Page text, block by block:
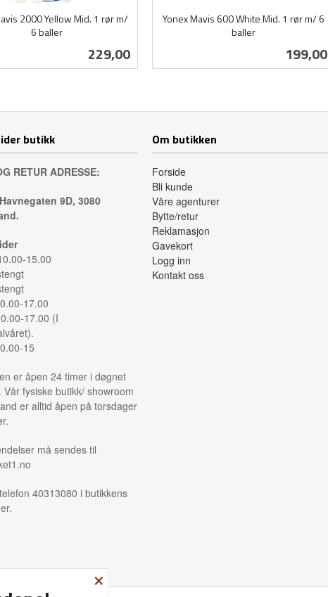
2000 Yellow Mid. 1 rør m/
6 baller
Pris
229,00
Yonex Mavis 600 White Mid. 1 rør m/ 6
baller
Pris
199,00
butikk
RETUR ADRESSE:
9D, 3080
15.00
17.00
17.00 (I
15
er åpen 24 timer i døgnet
Vår fysiske butikk/ showroom
er alltid åpen på torsdager
må sendes til
40313080 i butikkens
Om butikken
Forside
Bli kunde
Våre agenturer
Bytte/retur
Reklamasjon
Gavekort
Logg inn
Kontakt oss
×